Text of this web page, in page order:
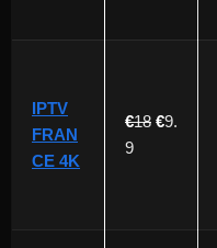
IPTV
FRAN
CE 4K
€18 €9.
9